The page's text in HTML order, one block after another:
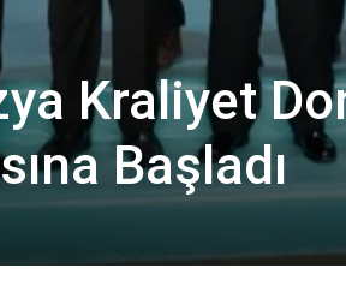
Kraliyet
Başladı